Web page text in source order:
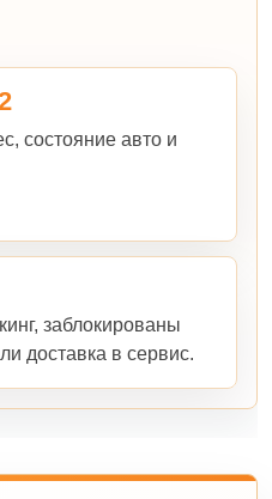
состояние авто и
заблокированы
доставка в сервис.